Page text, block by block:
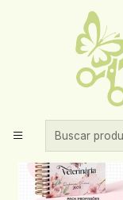
Aproveite 10%
Início
Arquivo